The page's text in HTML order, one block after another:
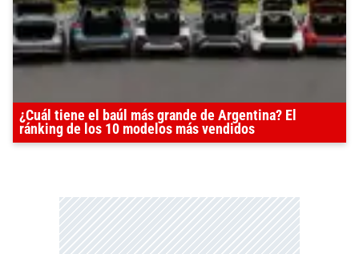
¿Cuál tiene el baúl más grande de Argentina? El
ránking de los 10 modelos más vendidos